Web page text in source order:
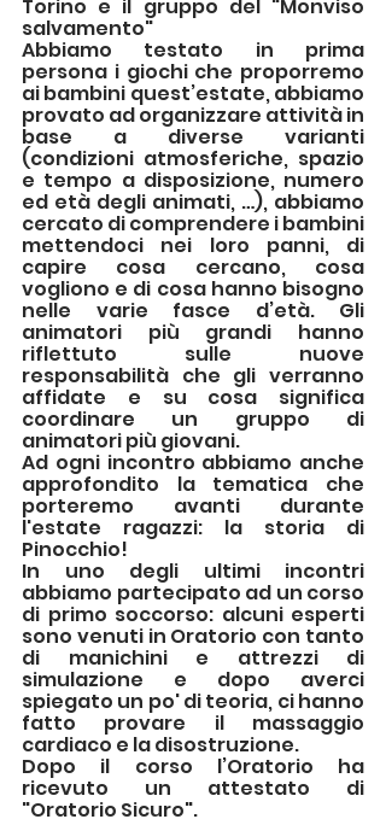
Torino e il gruppo del "Monviso
salvamento"
Abbiamo testato in prima
persona i giochi che proporremo
ai bambini quest’estate, abbiamo
provato ad organizzare attività in
base a diverse varianti
(condizioni atmosferiche, spazio
e tempo a disposizione, numero
ed età degli animati, …), abbiamo
cercato di comprendere i bambini
mettendoci nei loro panni, di
capire cosa cercano, cosa
vogliono e di cosa hanno bisogno
nelle varie fasce d’età. Gli
animatori più grandi hanno
riflettuto sulle nuove
responsabilità che gli verranno
affidate e su cosa significa
coordinare un gruppo di
animatori più giovani.
Ad ogni incontro abbiamo anche
approfondito la tematica che
porteremo avanti durante
l'estate ragazzi: la storia di
Pinocchio!
In uno degli ultimi incontri
abbiamo partecipato ad un corso
di primo soccorso: alcuni esperti
sono venuti in Oratorio con tanto
di manichini e attrezzi di
simulazione e dopo averci
spiegato un po' di teoria, ci hanno
fatto provare il massaggio
cardiaco e la disostruzione.
Dopo il corso l’Oratorio ha
ricevuto un attestato di
"Oratorio Sicuro".